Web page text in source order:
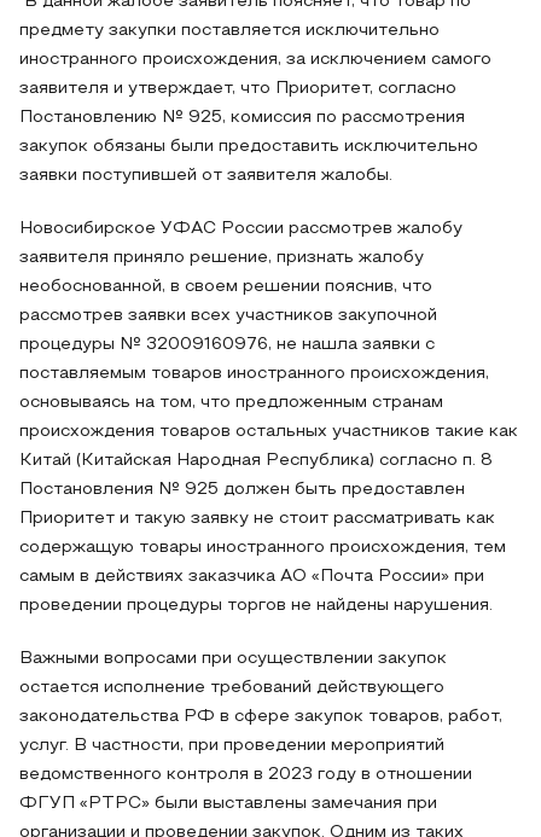
предмету закупки поставляется исключительно
иностранного происхождения, за исключением самого
заявителя и утверждает, что Приоритет, согласно
Постановлению № 925, комиссия по рассмотрения
закупок обязаны были предоставить исключительно
заявки поступившей от заявителя жалобы.
Новосибирское УФАС России рассмотрев жалобу
заявителя приняло решение, признать жалобу
необоснованной, в своем решении пояснив, что
рассмотрев заявки всех участников закупочной
процедуры № 32009160976, не нашла заявки с
поставляемым товаров иностранного происхождения,
основываясь на том, что предложенным странам
происхождения товаров остальных участников такие как
Китай (Китайская Народная Республика) согласно п. 8
Постановления № 925 должен быть предоставлен
Приоритет и такую заявку не стоит рассматривать как
содержащую товары иностранного происхождения, тем
самым в действиях заказчика АО «Почта России» при
проведении процедуры торгов не найдены нарушения.
Важными вопросами при осуществлении закупок
остается исполнение требований действующего
законодательства РФ в сфере закупок товаров, работ,
услуг. В частности, при проведении мероприятий
ведомственного контроля в 2023 году в отношении
ФГУП «РТРС» были выставлены замечания при
организации и проведении закупок. Одним из таких